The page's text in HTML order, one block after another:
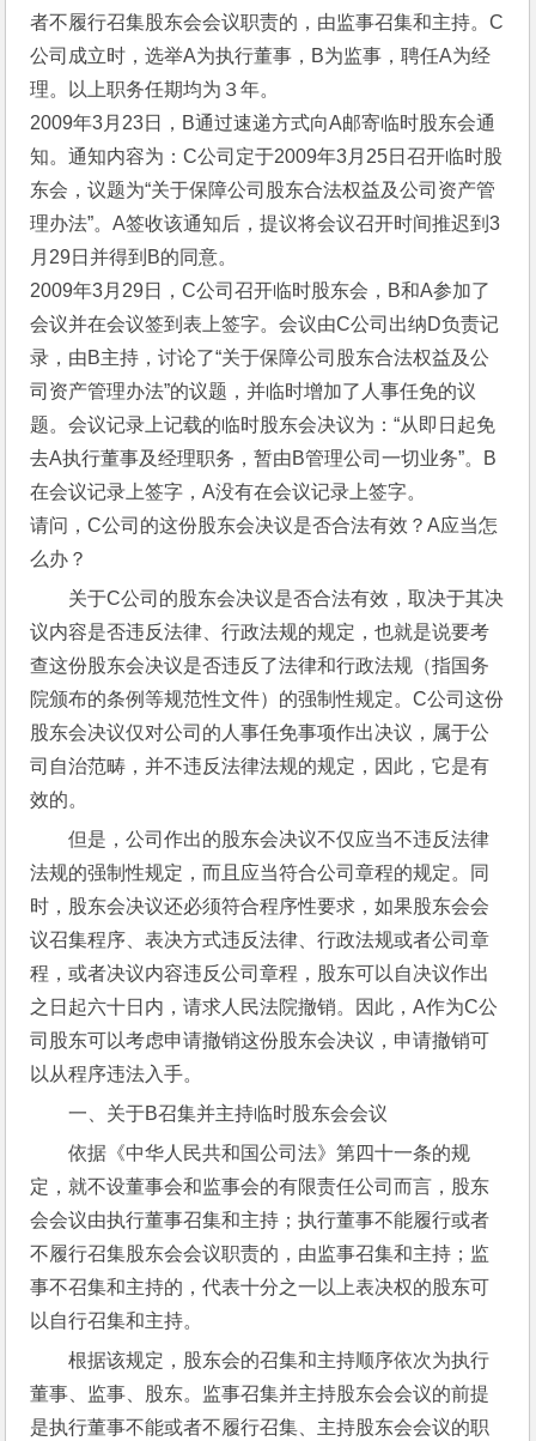
者不履行召集股东会会议职责的，由监事召集和主持。C
公司成立时，选举A为执行董事，B为监事，聘任A为经
理。以上职务任期均为３年。
2009年3月23日，B通过速递方式向A邮寄临时股东会通
知。通知内容为：C公司定于2009年3月25日召开临时股
东会，议题为“关于保障公司股东合法权益及公司资产管
理办法”。A签收该通知后，提议将会议召开时间推迟到3
月29日并得到B的同意。
2009年3月29日，C公司召开临时股东会，B和A参加了
会议并在会议签到表上签字。会议由C公司出纳D负责记
录，由B主持，讨论了“关于保障公司股东合法权益及公
司资产管理办法”的议题，并临时增加了人事任免的议
题。会议记录上记载的临时股东会决议为：“从即日起免
去A执行董事及经理职务，暂由B管理公司一切业务”。B
在会议记录上签字，A没有在会议记录上签字。
请问，C公司的这份股东会决议是否合法有效？A应当怎
么办？
关于C公司的股东会决议是否合法有效，取决于其决
议内容是否违反法律、行政法规的规定，也就是说要考
查这份股东会决议是否违反了法律和行政法规（指国务
院颁布的条例等规范性文件）的强制性规定。C公司这份
股东会决议仅对公司的人事任免事项作出决议，属于公
司自治范畴，并不违反法律法规的规定，因此，它是有
效的。
但是，公司作出的股东会决议不仅应当不违反法律
法规的强制性规定，而且应当符合公司章程的规定。同
时，股东会决议还必须符合程序性要求，如果股东会会
议召集程序、表决方式违反法律、行政法规或者公司章
程，或者决议内容违反公司章程，股东可以自决议作出
之日起六十日内，请求人民法院撤销。因此，A作为C公
司股东可以考虑申请撤销这份股东会决议，申请撤销可
以从程序违法入手。
一、关于B召集并主持临时股东会会议
依据《中华人民共和国公司法》第四十一条的规
定，就不设董事会和监事会的有限责任公司而言，股东
会会议由执行董事召集和主持；执行董事不能履行或者
不履行召集股东会会议职责的，由监事召集和主持；监
事不召集和主持的，代表十分之一以上表决权的股东可
以自行召集和主持。
根据该规定，股东会的召集和主持顺序依次为执行
董事、监事、股东。监事召集并主持股东会会议的前提
是执行董事不能或者不履行召集、主持股东会会议的职